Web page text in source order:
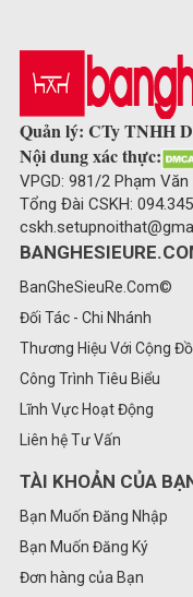
Quản lý: CTy TNHH
Nội dung xác thực:
VPGD: 981/2 Phạm
Tổng Đài CSKH:
BanGheSieuRe.Com©
Đối Tác - Chi Nhánh
Thương Hiệu Với Cộng
Công Trình Tiêu Biểu
Lĩnh Vực Hoạt Động
Liên hệ Tư Vấn
TÀI KHOẢN CỦA
Bạn Muốn Đăng Nhập
Bạn Muốn Đăng Ký
Đơn hàng của Bạn